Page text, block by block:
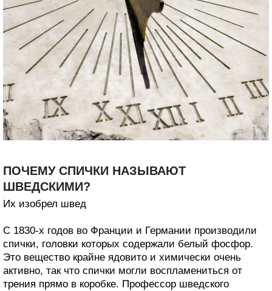
ПОЧЕМУ СПИЧКИ НАЗЫВАЮТ
ШВЕДСКИМИ?
Их изобрел швед
С 1830-х годов во Франции и Германии производили
спички, головки которых содержали белый фосфор.
Это вещество крайне ядовито и химически очень
активно, так что спички могли воспламениться от
трения прямо в коробке. Профессор шведского